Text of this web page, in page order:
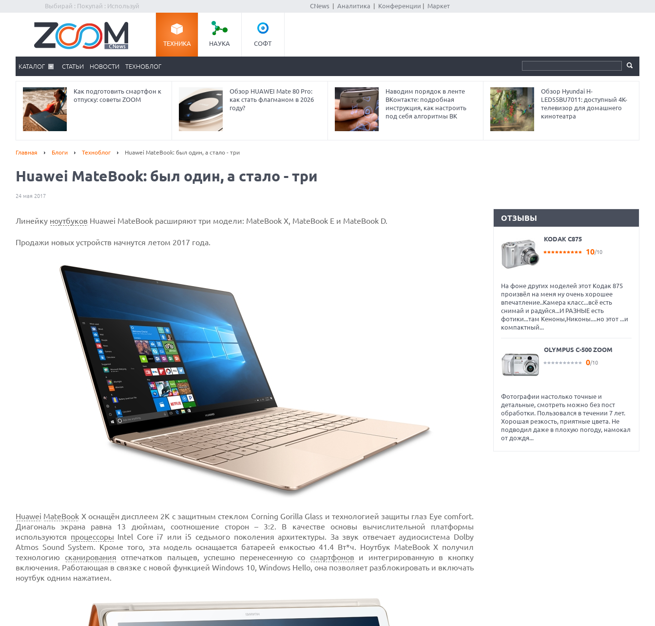
Выбирай : Покупай : Используй CNews| Аналитика Конференции Маркет
ТЕХНИКА НАУКА СОФТ
КАТАЛОГ СТАТЬИ НОВОСТИ ТЕХНОБЛОГ
Как подготовить смартфон к
отпуску: советы ZOOM
Обзор HUAWEI Mate 80 Pro:
как стать флагманом в 2026
году?
Наводим порядок в ленте
ВКонтакте: подробная
инструкция, как настроить
под себя алгоритмы ВК
Обзор Hyundai H-
LED55BU7011: доступный 4K-
телевизор для домашнего
кинотеатра
Главная Блоги Техноблог Huawei MateBook: был один, а стало - три
Huawei MateBook: был один, а стало - три
24 мая 2017
Линейку ноутбуков Huawei MateBook расширяют три модели: MateBook X, MateBook E и MateBook D.
Продажи новых устройств начнутся летом 2017 года.
Huawei MateBook X оснащён дисплеем 2К с защитным стеклом Corning Gorilla Glass и технологией защиты глаз Eye comfort.
Диагональ экрана равна 13 дюймам, соотношение сторон – 3:2. В качестве основы вычислительной платформы
используются процессоры Intel Core i7 или i5 седьмого поколения архитектуры. За звук отвечает аудиосистема Dolby
Atmos Sound System. Кроме того, эта модель оснащается батареей емкостью 41.4 Вт*ч. Ноутбук MateBook X получил
технологию сканирования отпечатков пальцев, успешно перенесенную со смартфонов и интегрированную в кнопку
включения. Работающая в связке с новой функцией Windows 10, Windows Hello, она позволяет разблокировать и включать
ноутбук одним нажатием.
ОТЗЫВЫ
KODAK C875
10/10
На фоне других моделей этот Кодак 875
произвёл на меня ну очень хорошее
впечатление..Камера класс...всё есть
снимай и радуйся...И РАЗНЫЕ есть
фотики...там Кеноны,Никоны....но этот ...и
компактный...
OLYMPUS C-500 ZOOM
0/10
Фотографии настолько точные и
детальные, смотреть можно без пост
обработки. Пользовался в течении 7 лет.
Хорошая резкость, приятные цвета. Не
подводил даже в плохую погоду, намокал
от дождя...